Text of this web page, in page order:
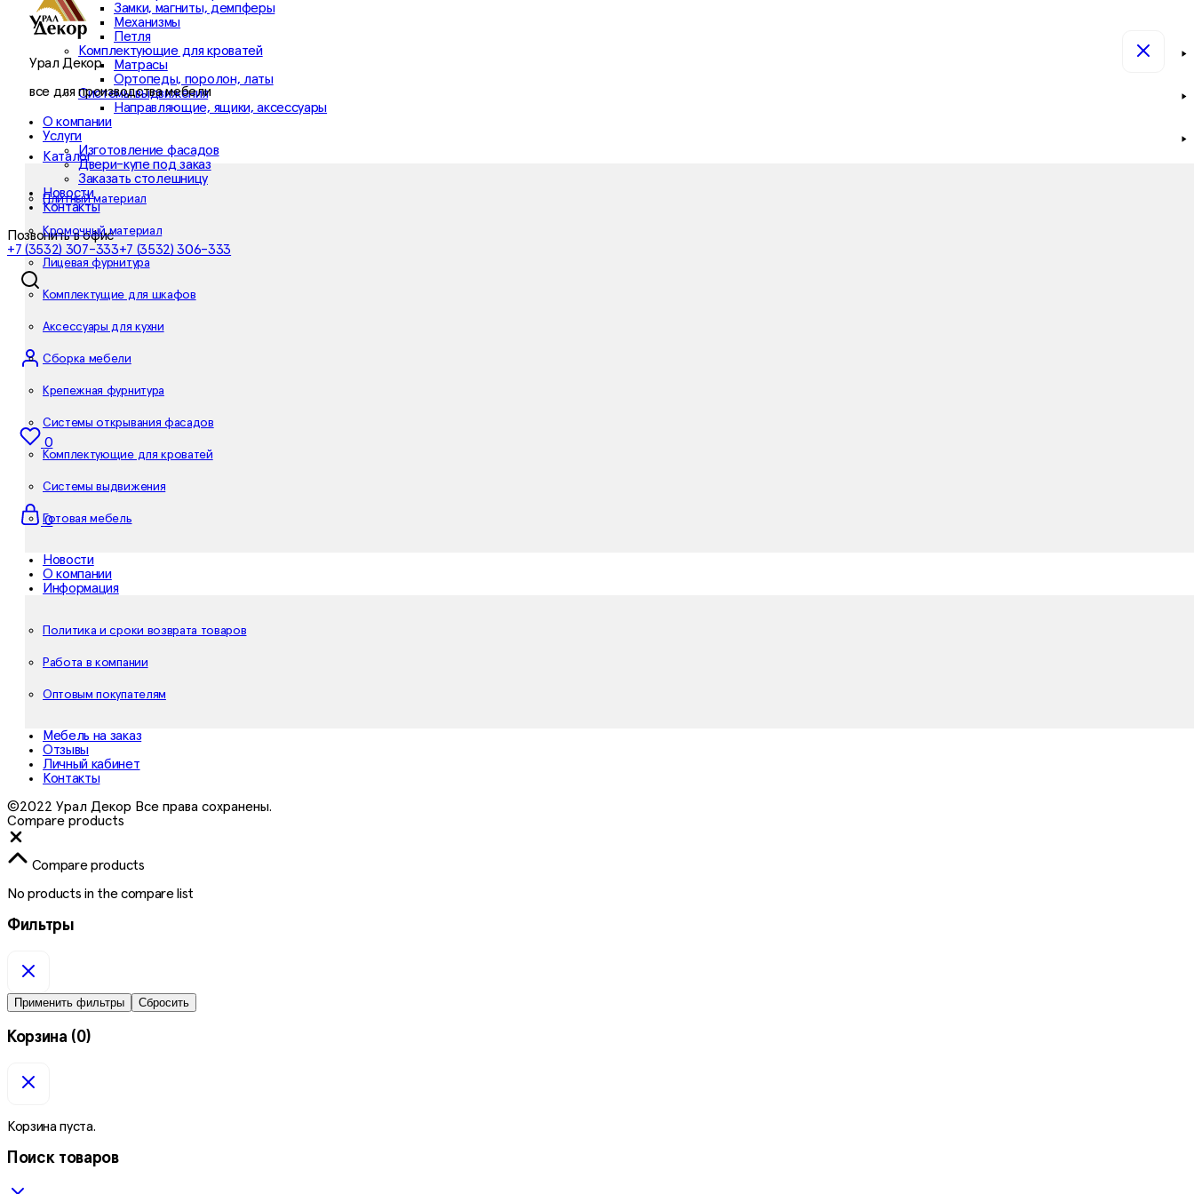
Замки, магниты, демпферы
Механизмы
Петля
Комплектующие для кроватей
Матрасы
Ортопеды, поролон, латы
Системы выдвижения
Направляющие, ящики, аксессуары
О компании
Услуги
Изготовление фасадов
Двери-купе под заказ
Заказать столешницу
Новости
Контакты
Позвонить в офис
+7 (3532) 307-333+7 (3532) 306-333
0
0
Урал Декор
все для производства мебели
Каталог
Плитный материал
Кромочный материал
Лицевая фурнитура
Комплектущие для шкафов
Аксессуары для кухни
Сборка мебели
Крепежная фурнитура
Системы открывания фасадов
Комплектующие для кроватей
Системы выдвижения
Готовая мебель
Новости
О компании
Информация
Политика и сроки возврата товаров
Работа в компании
Оптовым покупателям
Мебель на заказ
Отзывы
Личный кабинет
Контакты
©2022 Урал Декор Все права сохранены.
Compare products
Compare products
No products in the compare list
Фильтры
Применить фильтры Сбросить
Корзина (0)
Корзина пуста.
Поиск товаров